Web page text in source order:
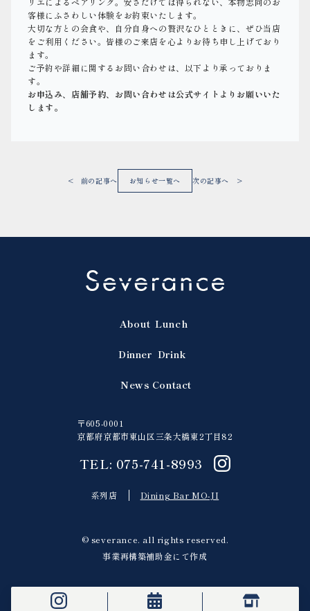
客様にふさわしい体験をお約束いたします。
大切な方との会食や、自分自身への贅沢なひとときに、ぜひ当店
をご利用ください。皆様のご来店を心よりお待ち申し上げており
ます。
ご予約や詳細に関するお問い合わせは、以下より承っておりま
す。
お申込み、店舗予約、お問い合わせは公式サイトよりお願いいた
します。
< 前の記事へ お知らせ一覧へ 次の記事へ >
About
Dinner
News
Lunch
Drink
Contact
〒605-0001
京都府京都市東山区三条大橋東2丁目82
TEL: 075-741-8993
系列店 Dining Bar MO-JI
© severance. all rights reserved.
事業再構築補助金にて作成